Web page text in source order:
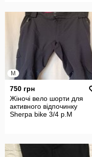
M
750 грн
Жіночі вело шорти для
активного відпочинку
Sherpa bike 3/4 р.М